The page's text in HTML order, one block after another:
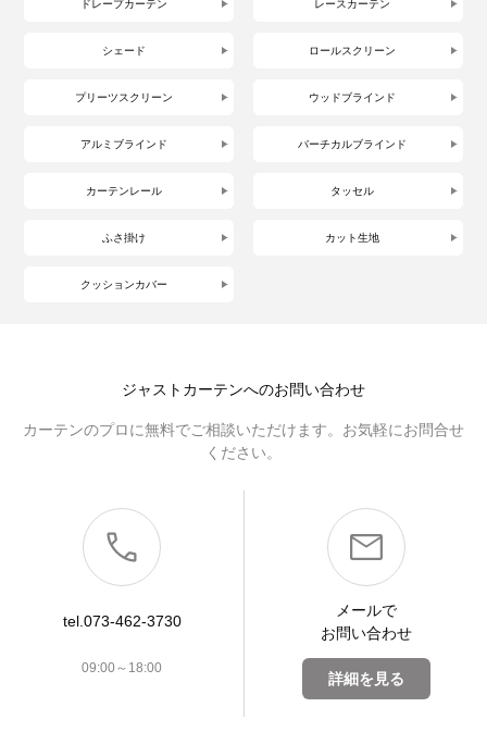
ドレープカーテン レースカーテン
シェード ロールスクリーン
プリーツスクリーン ウッドブラインド
アルミブラインド バーチカルブラインド
カーテンレール タッセル
ふさ掛け カット生地
クッションカバー
ジャストカーテンへのお問い合わせ
カーテンのプロに無料でご相談いただけます。お気軽にお問合せ
ください。
tel.073-462-3730
09:00～18:00
メールで
お問い合わせ
詳細を見る